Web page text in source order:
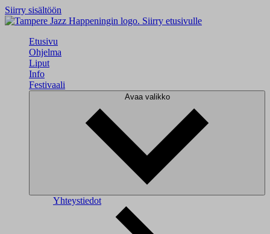
Siirry sisältöön
Siirry etusivulle
Etusivu
Ohjelma
Liput
Info
Festivaali
Avaa valikko
Yhteystiedot